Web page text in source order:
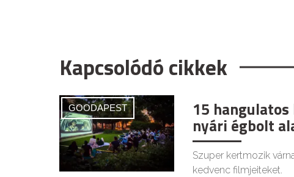
Kapcsolódó cikkek
GOODAPEST 15
nyári égbolt
Szuper kertmozik
kedvenc filmjeiteket.